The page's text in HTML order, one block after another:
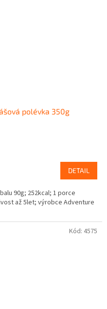
polévka 350g
DETAIL
90g; 252kcal; 1 porce
až 5let; výrobce Adventure
Kód: 4575